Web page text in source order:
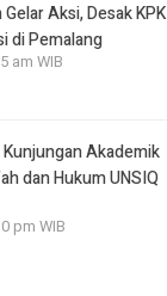
Aksi, Desak KPK
di Pemalang
am WIB
Akademik
dan Hukum UNSIQ
pm WIB